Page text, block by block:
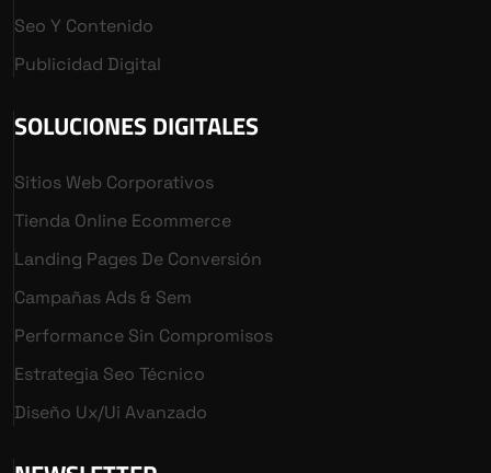
Seo Y Contenido
Publicidad Digital
SOLUCIONES DIGITALES
Sitios Web Corporativos
Tienda Online Ecommerce
Landing Pages De Conversión
Campañas Ads & Sem
Performance Sin Compromisos
Estrategia Seo Técnico
Diseño Ux/ui Avanzado